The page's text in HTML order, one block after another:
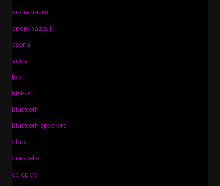
andre hazes
andre hazes jr
asona
auna
bcc
blokker
bluetooth
bluetooth speakers
chico
ciao bella
coldplay